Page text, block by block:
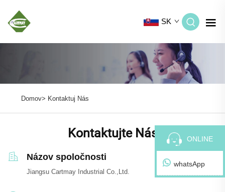
SK
Domov> Kontaktuj Nás
Kontaktujte Nás
Názov spoločnosti
Jiangsu Cartmay Industrial Co.,Ltd.
ONLINE
whatsApp